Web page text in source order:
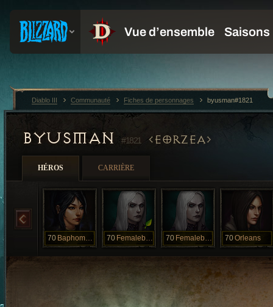
BYUSMAN#1821 EORZEA
HÉROS CARRIÈRE
70 Baphometh 70 Femalebolgia 70 Femalebolgia 70Orleans
Diablo III Communauté Fiches de personnages byusman#1821